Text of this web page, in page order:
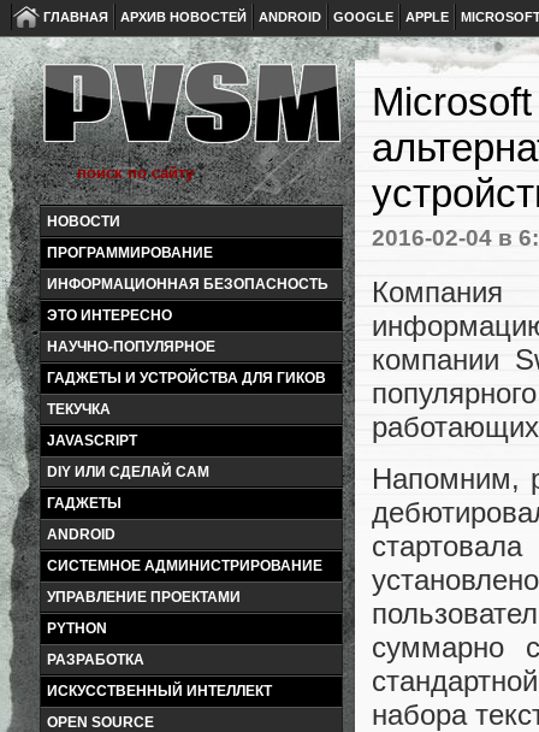
ГЛАВНАЯ АРХИВ НОВОСТЕЙ ANDROID GOOGLE APPLE
НОВОСТИ
ПРОГРАММИРОВАНИЕ
ИНФОРМАЦИОННАЯ БЕЗОПАСНОСТЬ
ЭТО ИНТЕРЕСНО
НАУЧНО-ПОПУЛЯРНОЕ
ГАДЖЕТЫ И УСТРОЙСТВА ДЛЯ ГИКОВ
ТЕКУЧКА
JAVASCRIPT
DIY ИЛИ СДЕЛАЙ САМ
ГАДЖЕТЫ
ANDROID
СИСТЕМНОЕ АДМИНИСТРИРОВАНИЕ
УПРАВЛЕНИЕ ПРОЕКТАМИ
PYTHON
РАЗРАБОТКА
ИСКУССТВЕННЫЙ ИНТЕЛЛЕКТ
OPEN SOURCE
2016-02-04 в
Компания
компании
Напомним,
суммарно
набора